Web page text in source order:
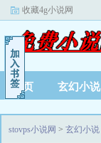
收藏4g小说网
首页 玄幻小说
stovps小说网 > 玄幻小说